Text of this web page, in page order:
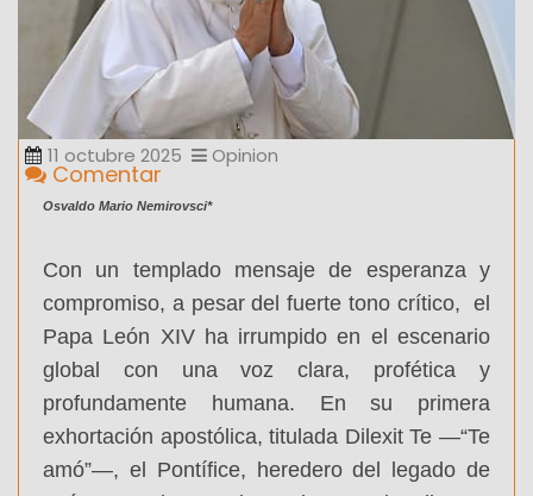
11 octubre 2025 Opinion
Comentar
Osvaldo Mario Nemirovsci*
Con un templado mensaje de esperanza y
compromiso, a pesar del fuerte tono crítico, el
Papa León XIV ha irrumpido en el escenario
global con una voz clara, profética y
profundamente humana. En su primera
exhortación apostólica, titulada Dilexit Te —“Te
amó”—, el Pontífice, heredero del legado de